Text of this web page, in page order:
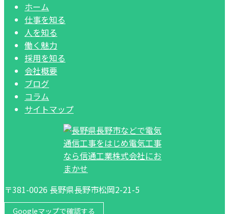
ホーム
仕事を知る
人を知る
働く魅力
採用を知る
会社概要
ブログ
コラム
サイトマップ
〒381-0026 長野県長野市松岡2-21-5
Googleマップで確認する